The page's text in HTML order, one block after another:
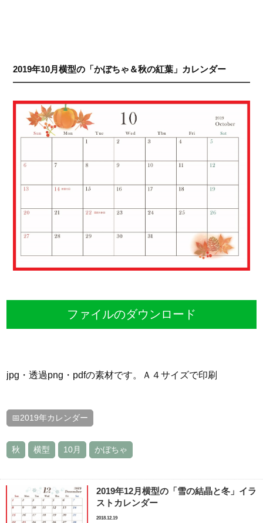
2019年10月横型の「かぼちゃ＆秋の紅葉」カレンダー
ファイルのダウンロード
jpg・透過png・pdfの素材です。Ａ４サイズで印刷
📅2019年カレンダー
秋 横型 10月 かぼちゃ
2019年12月横型の「雪の結晶と冬」イラ
ストカレンダー
2018.12.19